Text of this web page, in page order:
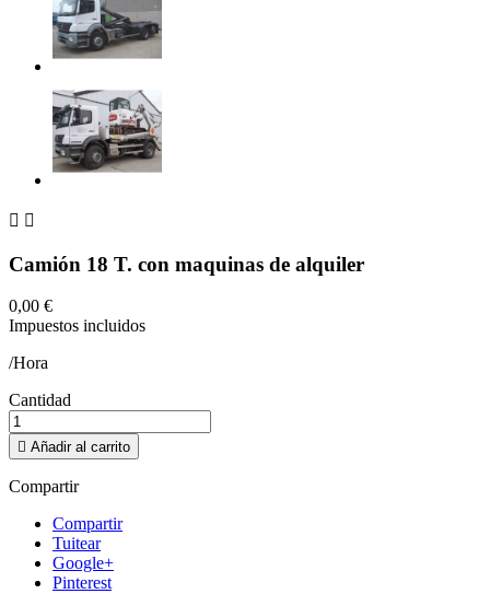
 
Camión 18 T. con maquinas de alquiler
0,00 €
Impuestos incluidos
/Hora
Cantidad
 Añadir al carrito
Compartir
Compartir
Tuitear
Google+
Pinterest